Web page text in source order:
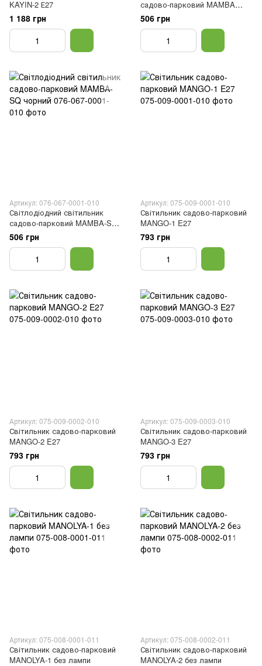
KAYIN-2 Е27
1 188 грн
садово-парковий MAMBA
чорний
506 грн
Артикул: 076-067-0001-010
Світлодіодний світильник
садово-парковий MAMBA-SQ
чорний
506 грн
Артикул: 075-009-0001-010
Світильник садово-парковий
MANGO-1 E27
793 грн
Артикул: 075-009-0002-010
Світильник садово-парковий
MANGO-2 E27
793 грн
Артикул: 075-009-0003-010
Світильник садово-парковий
MANGO-3 E27
793 грн
Артикул: 075-008-0001-011
Світильник садово-парковий
MANOLYA-1 без лампи
Артикул: 075-008-0002-011
Світильник садово-парковий
MANOLYA-2 без лампи